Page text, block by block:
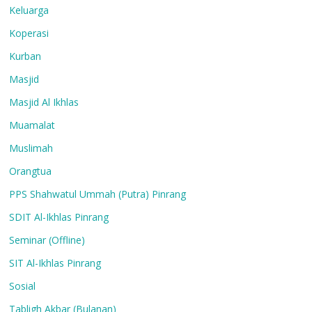
Keluarga
Koperasi
Kurban
Masjid
Masjid Al Ikhlas
Muamalat
Muslimah
Orangtua
PPS Shahwatul Ummah (Putra) Pinrang
SDIT Al-Ikhlas Pinrang
Seminar (Offline)
SIT Al-Ikhlas Pinrang
Sosial
Tabligh Akbar (Bulanan)